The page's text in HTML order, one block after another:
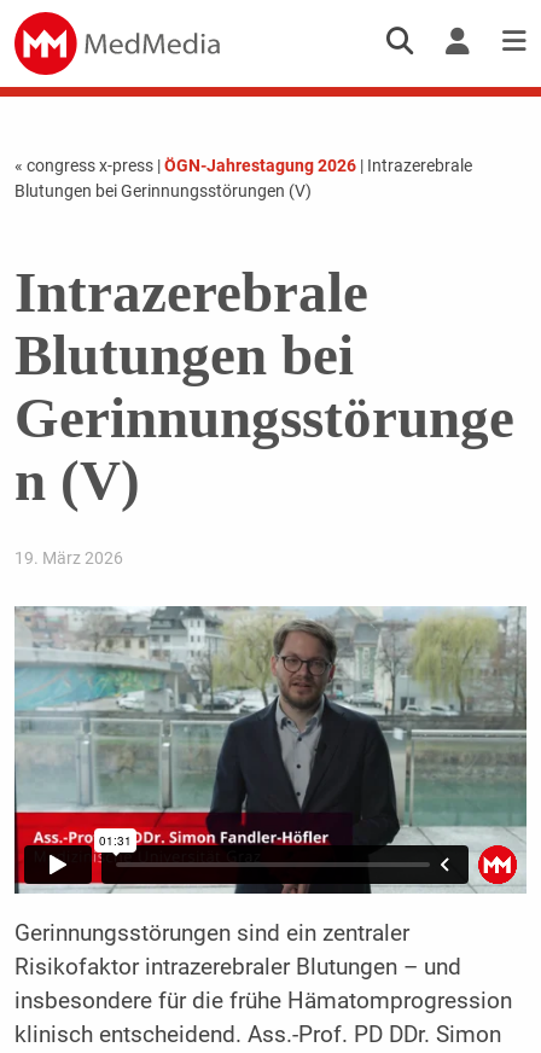
« congress x-press |ÖGN-Jahrestagung 2026| Intrazerebrale
Blutungen bei Gerinnungsstörungen (V)
Intrazerebrale
Blutungen bei
Gerinnungsstörunge
n (V)
19. März 2026
Gerinnungsstörungen sind ein zentraler
Risikofaktor intrazerebraler Blutungen – und
insbesondere für die frühe Hämatomprogression
klinisch entscheidend. Ass.-Prof. PD DDr. Simon